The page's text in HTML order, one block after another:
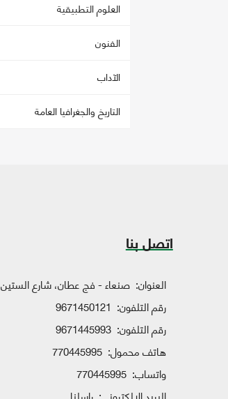
العلوم التطبيقية
الفنون
الآداب
التاريخ والجغرافيا العامة
اتصل بنا
العنوان: صنعاء - فج عطان، شارع الستين
رقم التلفون: 9671450121
رقم التلفون: 9671445993
هاتف محمول: 770445995
واتساب: 770445995